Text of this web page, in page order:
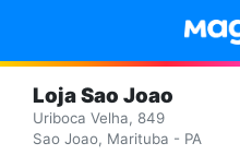
Loja Sao Joao
Uriboca Velha, 849
Sao Joao, Marituba - PA